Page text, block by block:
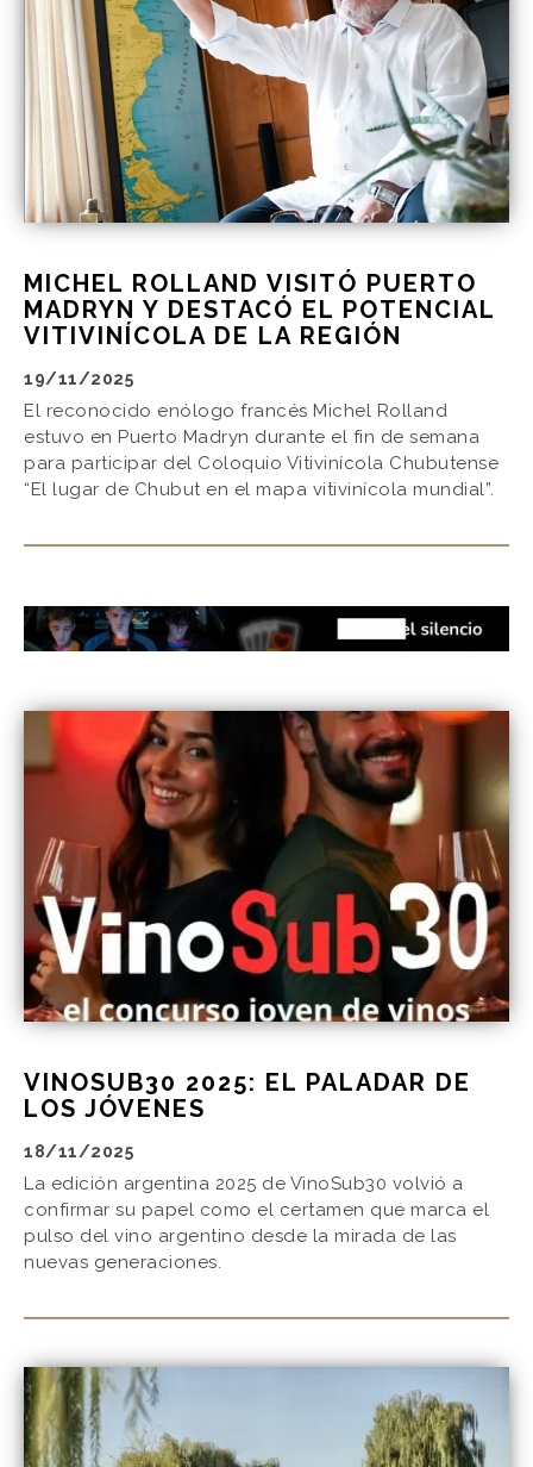
MICHEL ROLLAND VISITÓ PUERTO
MADRYN Y DESTACÓ EL POTENCIAL
VITIVINÍCOLA DE LA REGIÓN
19/11/2025
El reconocido enólogo francés Michel Rolland
estuvo en Puerto Madryn durante el fin de semana
para participar del Coloquio Vitivinícola Chubutense
“El lugar de Chubut en el mapa vitivinícola mundial”.
VINOSUB30 2025: EL PALADAR DE
LOS JÓVENES
18/11/2025
La edición argentina 2025 de VinoSub30 volvió a
confirmar su papel como el certamen que marca el
pulso del vino argentino desde la mirada de las
nuevas generaciones.